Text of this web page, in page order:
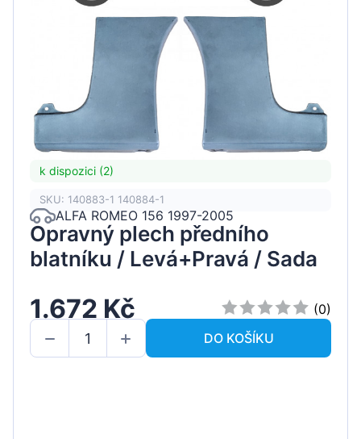
k dispozici (2)
SKU: 140883-1 140884-1
ALFA ROMEO 156 1997-2005
Opravný plech předního
blatníku / Levá+Pravá / Sada
1.672 Kč
(0)
DO KOŠÍKU